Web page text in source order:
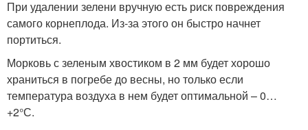
При удалении зелени вручную есть риск повреждения
самого корнеплода. Из-за этого он быстро начнет
портиться.
Морковь с зеленым хвостиком в 2 мм будет хорошо
храниться в погребе до весны, но только если
температура воздуха в нем будет оптимальной – 0…
+2°С.